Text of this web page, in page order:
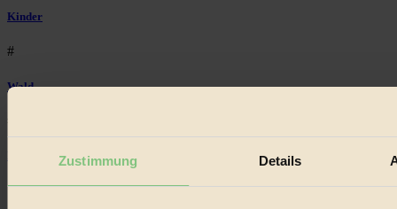
Zustimmung Details
Kinder
#
Wald